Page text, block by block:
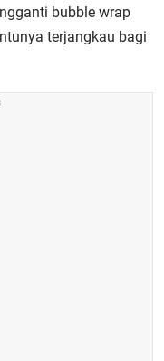
bubble wrap
terjangkau bagi